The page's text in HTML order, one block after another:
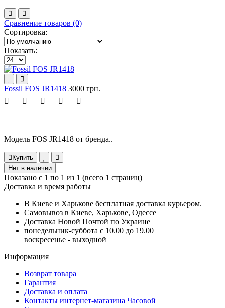
Сравнение товаров (0)
Сортировка:
Показать:
Fossil FOS JR1418 3000 грн.
Модель FOS JR1418 от бренда..
Купить
Нет в наличии
Показано с 1 по 1 из 1 (всего 1 страниц)
Доставка и время работы
В Киеве и Харькове бесплатная доставка курьером.
Самовывоз в Киеве, Харькове, Одессе
Доставка Новой Почтой по Украине
понедельник-суббота с 10.00 до 19.00
воскресенье - выходной
Информация
Возврат товара
Гарантия
Доставка и оплата
Контакты интернет-магазина Часовой